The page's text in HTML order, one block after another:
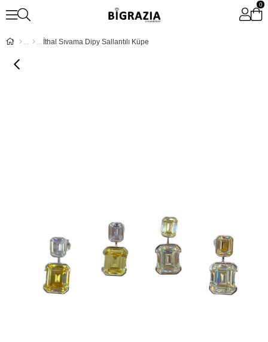
0
İthal Sıvama Dipy Sallantılı Küpe